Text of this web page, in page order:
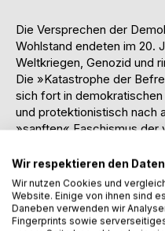
Die Versprechen der
Wohlstand endeten im 20.
Weltkriegen, Genozid und
Die »Katastrophe der
sich fort in
und protektionistisch nach
»sanften« Faschismus der
Individuums in »dessen«
Schutz praktizieren. Am
(Paul Goodman).
In der radikalliberalen
Wilhelm von Humboldt
zu erkunden, die das
Wir respektieren den
Wir nutzen Cookies und
Website. Einige von ihnen sind
Daneben verwenden wir
Fingerprints sowie